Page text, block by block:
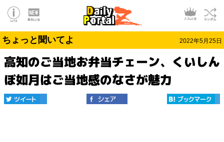
ちょっと聞いてよ 2022年5月25日
高知のご当地お弁当チェーン、くいしん
ぼ如月はご当地感のなさが魅力